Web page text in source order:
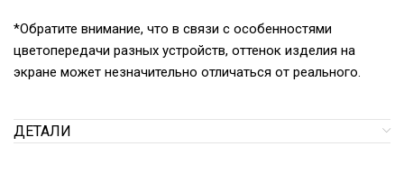
*Обратите внимание, что в связи с особенностями
цветопередачи разных устройств, оттенок изделия на
экране может незначительно отличаться от реального.
ДЕТАЛИ